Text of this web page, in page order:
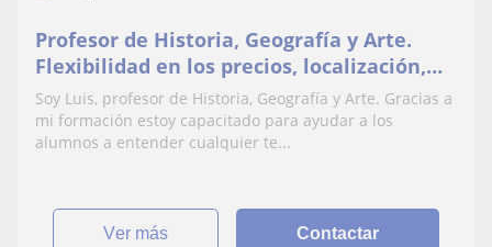
Profesor de Historia, Geografía y Arte.
Flexibilidad en los precios, localización,
horarios, rango de edad y nivel
Soy Luis, profesor de Historia, Geografía y Arte. Gracias a
mi formación estoy capacitado para ayudar a los
alumnos a entender cualquier te...
ver más Contactar